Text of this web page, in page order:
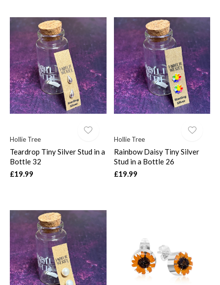
Hollie Tree
Teardrop Tiny Silver Stud in a
Bottle 32
£19.99
Hollie Tree
Rainbow Daisy Tiny Silver
Stud in a Bottle 26
£19.99